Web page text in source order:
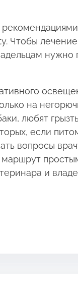
Чтобы
нужно
на
любят
если
вопросы
и